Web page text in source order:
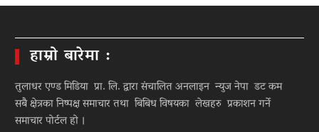
हाम्रो बारेमा :
तुलाधर एण्ड मिडिया प्रा. लि. द्वारा संचालित अनलाइन न्युज नेपा डट कम
सबै क्षेत्रका निष्पक्ष समाचार तथा बिबिध विषयका लेखहरु प्रकाशन गर्ने
समाचार पोर्टल हो ।